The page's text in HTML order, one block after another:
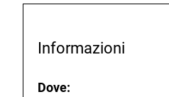
Informazioni
Dove: